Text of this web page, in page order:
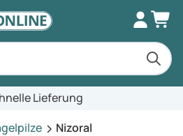
Lieferung
Nizoral